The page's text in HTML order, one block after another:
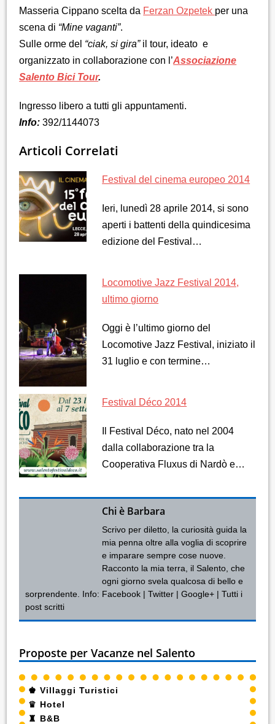
Masseria Cippano scelta da Ferzan Ozpetek per una
scena di “Mine vaganti”.
Sulle orme del “ciak, si gira”il tour, ideato e
organizzato in collaborazione con l’Associazione
Salento Bici Tour.
Ingresso libero a tutti gli appuntamenti.
Info: 392/1144073
Articoli Correlati
Festival del cinema europeo 2014
Ieri, lunedì 28 aprile 2014, si sono
aperti i battenti della quindicesima
edizione del Festival…
Locomotive Jazz Festival 2014,
ultimo giorno
Oggi è l’ultimo giorno del
Locomotive Jazz Festival, iniziato il
31 luglio e con termine…
Festival Déco 2014
Il Festival Déco, nato nel 2004
dalla collaborazione tra la
Cooperativa Fluxus di Nardò e…
Chi è Barbara
Scrivo per diletto, la curiosità guida la
mia penna oltre alla voglia di scoprire
e imparare sempre cose nuove.
Racconto la mia terra, il Salento, che
ogni giorno svela qualcosa di bello e
sorprendente. Info: Facebook |Twitter |Google+ |Tutti i
post scritti
Proposte per Vacanze nel Salento
♚Villaggi Turistici
♛ Hotel
♜ B&B